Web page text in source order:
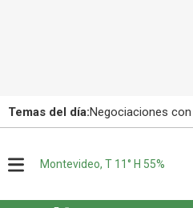
Temas del día:Negociaciones con
u
Montevideo, T 11° H 55%